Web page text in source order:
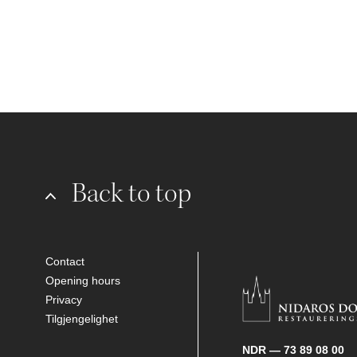
Back to top
Contact
Opening hours
Privacy
Tilgjengelighet
NDR — 73 89 08 00